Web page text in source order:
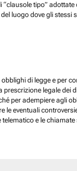
tipo”
luogo dove gli
di legge e per
legale dei
per adempiere agli
eventuali
e le